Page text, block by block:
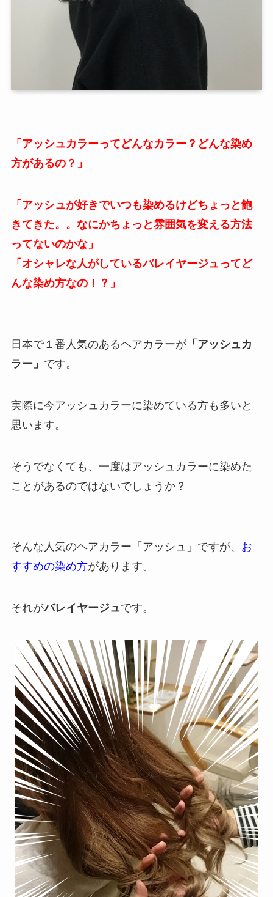
「アッシュカラーってどんなカラー？どんな染め
方があるの？」
「アッシュが好きでいつも染めるけどちょっと飽
きてきた。。なにかちょっと雰囲気を変える方法
ってないのかな」
「オシャレな人がしているバレイヤージュってど
んな染め方なの！？」
日本で１番人気のあるヘアカラーが「アッシュカ
ラー」 です。
実際に今アッシュカラーに染めている方も多いと
思います。
そうでなくても、一度はアッシュカラーに染めた
ことがあるのではないでしょうか？
そんな人気のヘアカラー「アッシュ」ですが、 お
すすめの染め方があります。
それがバレイヤージュです。